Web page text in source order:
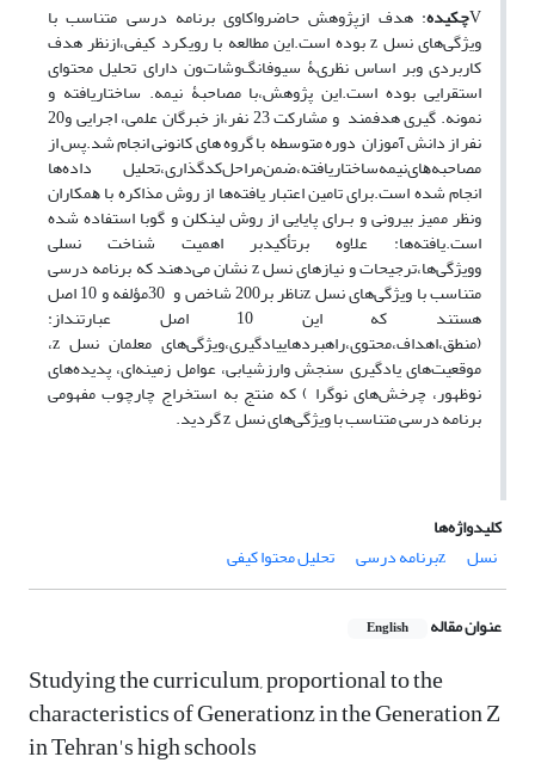
Vﭼﮑﯿﺪه: هدف ازپژوهش حاضرواکاوی برنامه درسی متناسب با
ویژگی‌های نسلzبوده است.این مطالعه با رویکرد کیفی،ازنظر هدف
کاربردی وﺑﺮ اﺳﺎس ﻧﻈﺮیﮥ ﺳﯿﻮﻓﺎﻧﮓوﺷاتﻮن دارای تحلیل محتوای
استقرایی بوده است.این پژوهش،با مصاحبۀ نیمه. ساختاریافته و
نمونه . گیری هدفمند و مشارکت 23 نفر،از خبرگان علمی، اجرایی و20
نفر از دانش آموزان دوره متوسطه با گروه های کانونی انجام شد.پس از
ﻣﺼﺎﺣﺒﻪﻫﺎیﻧﯿﻤﻪﺳﺎﺧﺘﺎریافته،ضمنﻣﺮاﺣﻞﮐﺪﮔﺬاری،تحلیل داده‌ها
انجام شده است.برای تامین اعتبار یافته‌ها از روش مذاکره با ﻫﻤﮑﺎران
ونظر ممیز بیرونی و ﺑـﺮای پایایی از روش ﻟﯿﻨﮑﻠﻦ و ﮔﻮﺑﺎ اﺳﺘﻔﺎده شده
است.یافته‌ها: علاوه برتأکیدبر اهمیت شناخت نسلی
وویژگی‌ها،ترجیحات و نیازهای نسلzنشان می‌دهند که برنامه درسی
متناسب با ویژگی‌های نسلz ناظر بر200 شاخص و 30مؤلفه و 10 اصل
هستند که این 10 اصل عبارتنداز:
(منطق،اهداف،محتوی،راهبردهاییادگیری،ویژگی‌های معلمان نسل z،
موقعیتهای یادگیری سنجش وارزشیابی، عوامل زمینه‌ای، پدیدههای
نوظهور، چرخشهای نوگرا ) کهمنتج به استخراج چارچوب مفهومی
برنامه درسی متناسب با ویژگی‌های نسلzگردید.
کلیدواژه‌ها
نسل
zبرنامه درسی تحلیل محتوا کیفی
عنوان مقاله English
Studying the curriculum, proportional to the
characteristics of Generationz in the Generation Z
in Tehran's high schools